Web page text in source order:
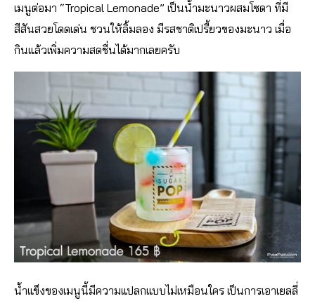
เมนูต่อมา “Tropical Lemonade” เป็นน้ำมะนาวผสมโซดา ที่มี
สีสันสวยโดดเด่น ชวนให้ลิ้มลอง มีรสชาติเปรี้ยวของมะนาว เมื่อ
กินแล้วเพิ่มความสดชื่นได้มากเลยครับ
น้ำแข็งของเมนูนี้มีความแปลกแบบไม่เหมือนใคร เป็นการเอาเยลลี่